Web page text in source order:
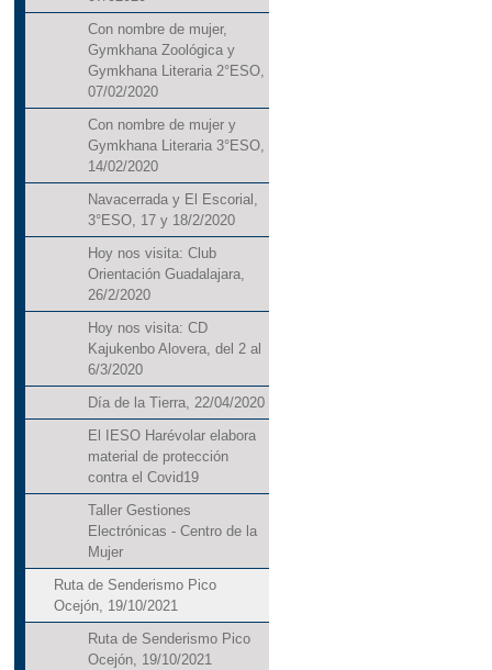
Con nombre de mujer,
Gymkhana Zoológica y
Gymkhana Literaria 2°ESO,
07/02/2020
Con nombre de mujer y
Gymkhana Literaria 3°ESO,
14/02/2020
Navacerrada y El Escorial,
3°ESO, 17 y 18/2/2020
Hoy nos visita: Club
Orientación Guadalajara,
26/2/2020
Hoy nos visita: CD
Kajukenbo Alovera, del 2 al
6/3/2020
Día de la Tierra, 22/04/2020
El IESO Harévolar elabora
material de protección
contra el Covid19
Taller Gestiones
Electrónicas - Centro de la
Mujer
Ruta de Senderismo Pico
Ocejón, 19/10/2021
Ruta de Senderismo Pico
Ocejón, 19/10/2021